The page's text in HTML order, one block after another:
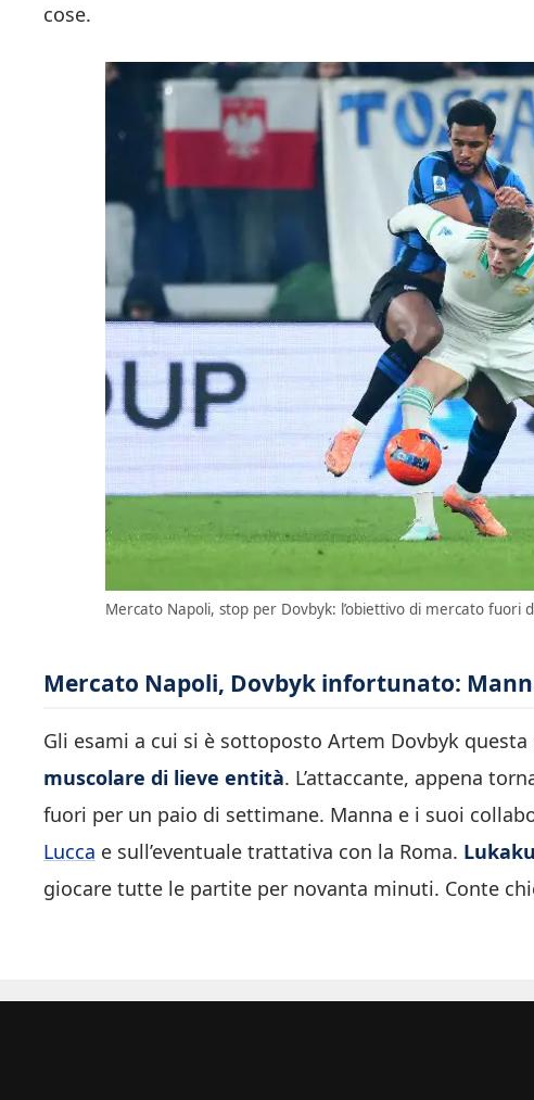
cose.
Mercato Napoli, stop per Dovbyk: l’obiettivo di mercato fuori
Mercato Napoli, Dovbyk infortunato:
Gli esami a cui si è sottoposto Artem Dovbyk
muscolare di lieve entità. L’attaccante, appena
fuori per un paio di settimane. Manna e i suoi
Lucca e sull’eventuale trattativa con la Roma. Lukaku
giocare tutte le partite per novanta minuti. Conte